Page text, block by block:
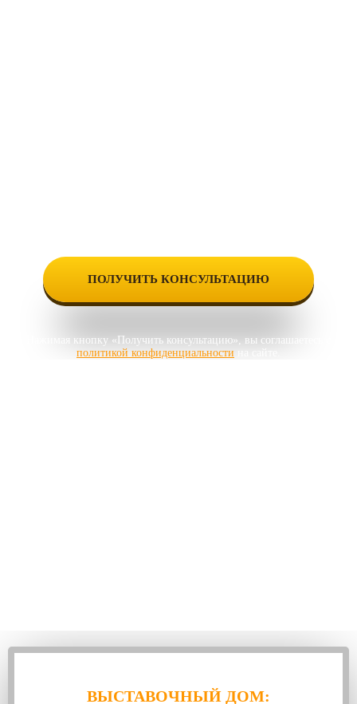
Нажимая кнопку «Получить консультацию», вы соглашаетесь с
политикой конфиденциальности
ВЫСТАВОЧНЫЙ ДОМ: